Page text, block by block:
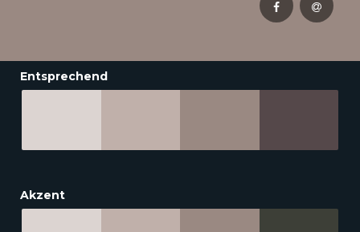
Entsprechend
Akzent